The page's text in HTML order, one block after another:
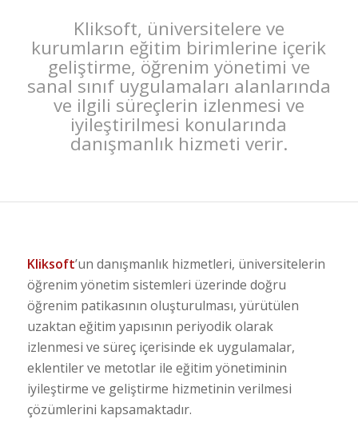
Kliksoft, üniversitelere ve
kurumların eğitim birimlerine içerik
geliştirme, öğrenim yönetimi ve
sanal sınıf uygulamaları alanlarında
ve ilgili süreçlerin izlenmesi ve
iyileştirilmesi konularında
danışmanlık hizmeti verir.
Kliksoft’un danışmanlık hizmetleri, üniversitelerin
öğrenim yönetim sistemleri üzerinde doğru
öğrenim patikasının oluşturulması, yürütülen
uzaktan eğitim yapısının periyodik olarak
izlenmesi ve süreç içerisinde ek uygulamalar,
eklentiler ve metotlar ile eğitim yönetiminin
iyileştirme ve geliştirme hizmetinin verilmesi
çözümlerini kapsamaktadır.